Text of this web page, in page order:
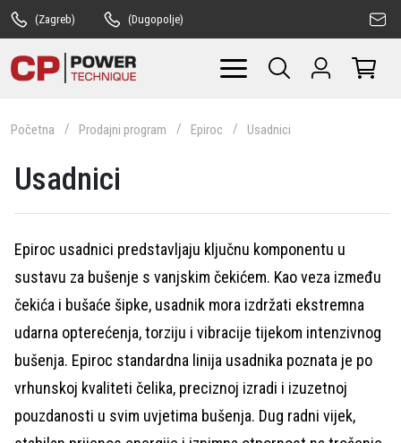
(Zagreb) (Dugopolje)
Početna Prodajni program Epiroc Usadnici
Usadnici
Epiroc usadnici predstavljaju ključnu komponentu u
sustavu za bušenje s vanjskim čekićem. Kao veza između
čekića i bušaće šipke, usadnik mora izdržati ekstremna
udarna opterećenja, torziju i vibracije tijekom intenzivnog
bušenja. Epiroc standardna linija usadnika poznata je po
vrhunskoj kvaliteti čelika, preciznoj izradi i izuzetnoj
pouzdanosti u svim uvjetima bušenja. Dug radni vijek,